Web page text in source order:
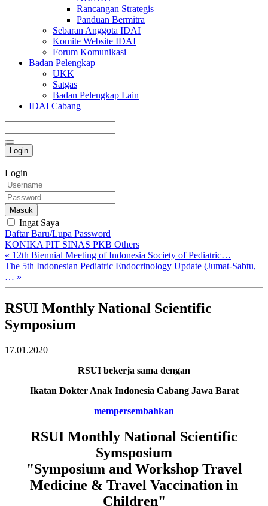
Rancangan Strategis
Panduan Bermitra
Sebaran Anggota IDAI
Komite Website IDAI
Forum Komunikasi
Badan Pelengkap
UKK
Satgas
Badan Pelengkap Lain
IDAI Cabang
Login
Login
Masuk
Ingat Saya
Daftar Baru/Lupa Password
KONIKA PIT SINAS PKB Others
« 12th Biennial Meeting of Indonesia Society of Pediatric…
The 5th Indonesian Pediatric Endocrinology Update (Jumat-Sabtu,
… »
RSUI Monthly National Scientific
Symposium
17.01.2020
RSUI bekerja sama dengan
Ikatan Dokter Anak Indonesia Cabang Jawa Barat
mempersembahkan
RSUI Monthly National Scientific
Symsposium
"Symposium and Workshop Travel
Medicine & Travel Vaccination in
Children"